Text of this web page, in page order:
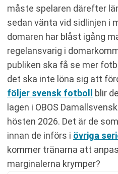
måste spelaren därefter
sedan vänta vid sidlinjen i
domaren har blåst igång
regelansvarig i
publiken ska få se mer
det ska inte löna sig att
följer svensk fotboll blir
lagen i OBOS
hösten 2026. Det är de
innan de införs i övriga
kommer tränarna att
marginalerna krymper?